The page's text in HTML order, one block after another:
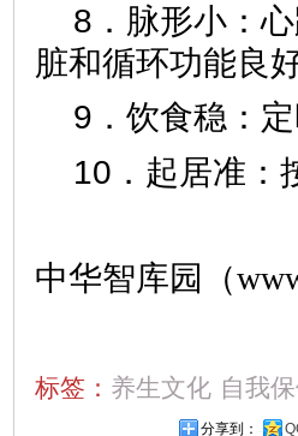
8．脉形小：
脏和循环功能良好
9．饮食稳：
10．起居准：
中华智库园（
标签： 养生文化 自我
分享到：